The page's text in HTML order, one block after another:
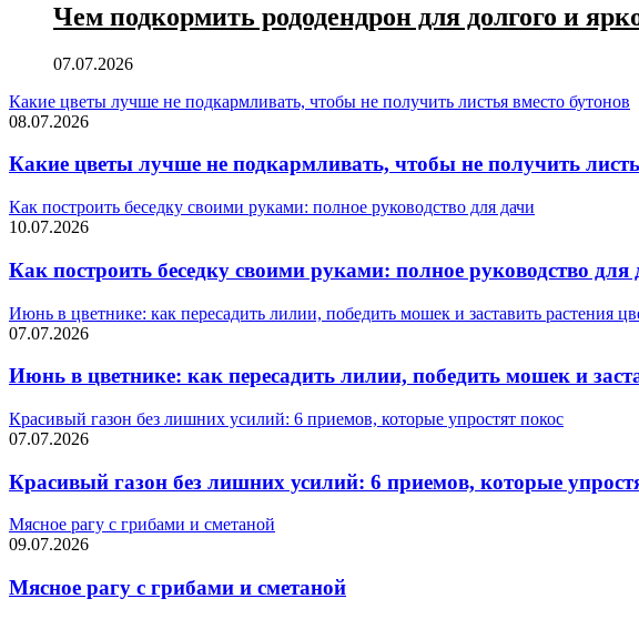
Чем подкормить рододендрон для долгого и
07.07.2026
Какие цветы лучше не подкармливать, чтобы не получить листья вместо бутонов
08.07.2026
Какие цветы лучше не подкармливать, чтобы не получить
Как построить беседку своими руками: полное руководство для дачи
10.07.2026
Как построить беседку своими руками: полное руководство для
Июнь в цветнике: как пересадить лилии, победить мошек и заставить растения
07.07.2026
Июнь в цветнике: как пересадить лилии, победить мошек и
Красивый газон без лишних усилий: 6 приемов, которые упростят покос
07.07.2026
Красивый газон без лишних усилий: 6 приемов, которые
Мясное рагу с грибами и сметаной
09.07.2026
Мясное рагу с грибами и сметаной